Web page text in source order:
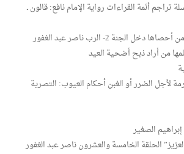
أئمة القراءات رواية الإمام نافع: قالون ـ
الجنة 2- الرب ناصر عبد الغفور
من أراد ذبح أضحية العيد
لأجل الضرر أو الغبن أحكام العيوب: التصرية
الصغير
الحلقة الخامسة والعشرون ناصر عبد الغفور